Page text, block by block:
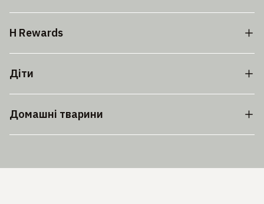
H Rewards
Діти
Домашні тварини